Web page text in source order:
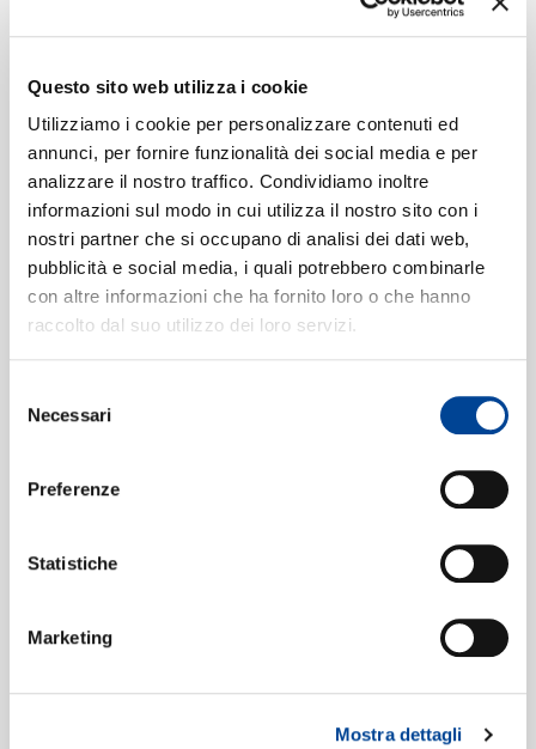
Questo sito web utilizza i cookie
Utilizziamo i cookie per personalizzare contenuti ed
annunci, per fornire funzionalità dei social media e per
analizzare il nostro traffico. Condividiamo inoltre
informazioni sul modo in cui utilizza il nostro sito con i
nostri partner che si occupano di analisi dei dati web,
pubblicità e social media, i quali potrebbero combinarle
con altre informazioni che ha fornito loro o che hanno
raccolto dal suo utilizzo dei loro servizi.
delNecessari
Preferenze
Statistiche
Marketing
Mostra dettagli
03:03
Formati disponibili:
Digitale eSingle Audio/Single Track HD
Instant Grat
Data di pubblicazione:22.04.2022
UPC:00028948627950
Digitale
UPC:00028948627943
Digitale
Data di pubblicazione:
CHI SIAMO
CONTATTI